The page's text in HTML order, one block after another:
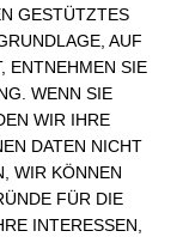
GESTÜTZTES
AUF
ENTNEHMEN SIE
WENN SIE
WIR IHRE
DATEN NICHT
WIR KÖNNEN
FÜR DIE
INTERESSEN,